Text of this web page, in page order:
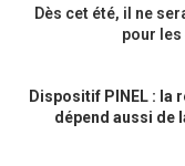
Dès cet été, il ne
pour
Dispositif PINEL : la
dépend aussi de